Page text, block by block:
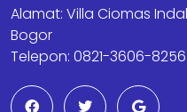
Alamat: Villa Ciomas
Bogor
Telepon: 0821-3606-8256
F
a
T
w
G
o